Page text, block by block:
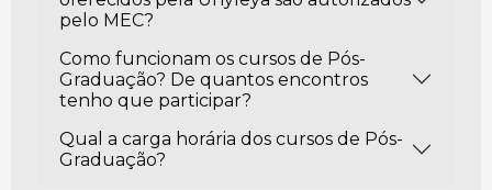
pelo MEC?
Como funcionam os cursos de Pós-
Graduação? De quantos encontros
tenho que participar?
Qual a carga horária dos cursos de Pós-
Graduação?